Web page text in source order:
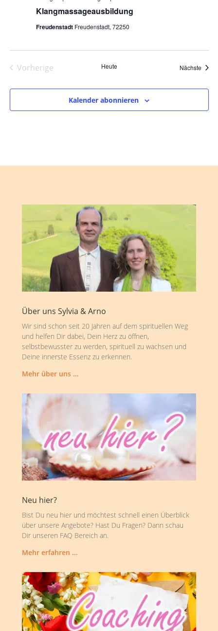
Klangmassageausbildung
Freudenstadt Freudenstadt, 72250
Vorherige
Heute Nächste
Kalender abonnieren
Über uns Sylvia & Arno
Wir sind schon seit 20 Jahren auf dem spirituellen Weg
und helfen Dir dabei, Dein Herz zu öffnen,
selbstbewusster zu werden, spirituell zu wachsen und
Deine innerste Essenz zu erkennen.
Mehr über uns …
Neu hier?
Bist Du neu hier und möchtest schnell einen Überblick
über unsere Angebote? Hast Du Fragen? Dann schau
Dir unseren FAQ Bereich an.
Mehr erfahren …